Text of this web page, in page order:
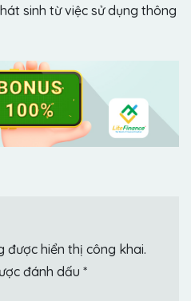
sinh từ việc sử dụng thông
được hiển thị công khai.
đánh dấu *